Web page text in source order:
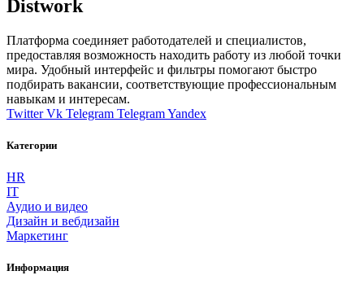
Distwork
Платформа соединяет работодателей и специалистов,
предоставляя возможность находить работу из любой точки
мира. Удобный интерфейс и фильтры помогают быстро
подбирать вакансии, соответствующие профессиональным
навыкам и интересам.
Twitter Vk Telegram TelegramYandex
Категории
HR
IT
Аудио и видео
Дизайн и вебдизайн
Маркетинг
Информация